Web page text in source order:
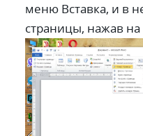
меню Вставка, и в
страницы, нажав на